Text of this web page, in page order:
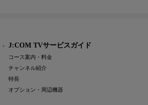
J:COM TVサービスガイド
コース案内・料金
チャンネル紹介
特長
オプション・周辺機器